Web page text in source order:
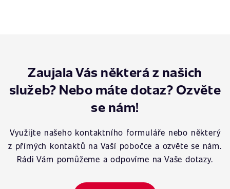
Zaujala Vás některá z našich
služeb? Nebo máte dotaz? Ozvěte
se nám!
Využijte našeho kontaktního formuláře nebo některý
z přímých kontaktů na Vaší pobočce a ozvěte se nám.
Rádi Vám pomůžeme a odpovíme na Vaše dotazy.